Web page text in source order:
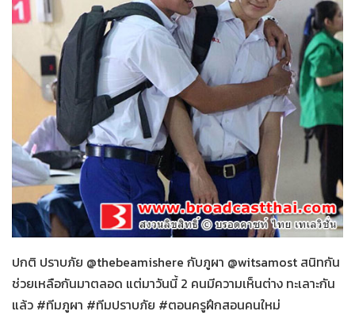
30-01-2559 น้องใหม่ร้ายบริสุทธิ์
ปกติ ปราบภัย @thebeamishere กับภูผา @witsamost สนิทกัน
ช่วยเหลือกันมาตลอด แต่มาวันนี้ 2 คนมีความเห็นต่าง ทะเลาะกัน
แล้ว #ทีมภูผา #ทีมปราบภัย #ตอนครูฝึกสอนคนใหม่